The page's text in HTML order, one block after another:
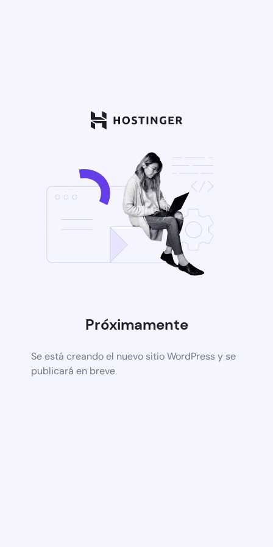
Próximamente
Se está creando el nuevo sitio WordPress y se
publicará en breve